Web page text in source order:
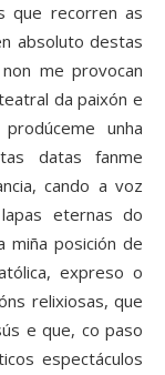
que recorren as
absoluto destas
me provocan
da paixón e
unha
datas fanme
cando a voz
eternas do
miña posición de
expreso o
relixiosas, que
e que, co paso
espectáculos